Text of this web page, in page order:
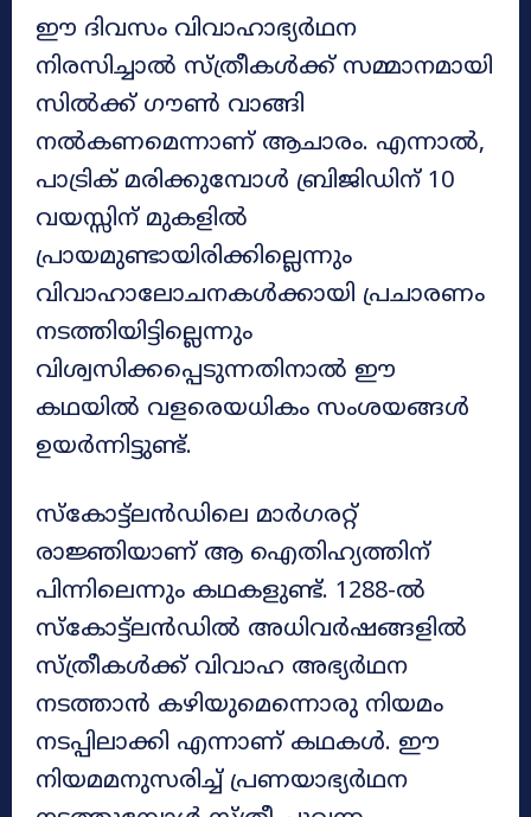
ഈ ദിവസം വിവാഹാഭ്യർഥന
നിരസിച്ചാൽ സ്ത്രീകൾക്ക് സമ്മാനമായി
സിൽക്ക് ഗൗൺ വാങ്ങി
നൽകണമെന്നാണ് ആചാരം. എന്നാൽ,
പാട്രിക് മരിക്കുമ്പോൾ ബ്രിജിഡിന് 10
വയസ്സിന് മുകളിൽ
പ്രായമുണ്ടായിരിക്കില്ലെന്നും
വിവാഹാലോചനകൾക്കായി പ്രചാരണം
നടത്തിയിട്ടില്ലെന്നും
വിശ്വസിക്കപ്പെടുന്നതിനാൽ ഈ
കഥയിൽ വളരെയധികം സംശയങ്ങൾ
ഉയർന്നിട്ടുണ്ട്.
സ്‌കോട്ട്‌ലൻഡിലെ മാർഗരറ്റ്
രാജ്ഞിയാണ് ആ ഐതിഹ്യത്തിന്
പിന്നിലെന്നും കഥകളുണ്ട്. 1288-ൽ
സ്‌കോട്ട്‌ലൻഡിൽ അധിവർഷങ്ങളിൽ
സ്ത്രീകൾക്ക് വിവാഹ അഭ്യർഥന
നടത്താൻ കഴിയുമെന്നൊരു നിയമം
നടപ്പിലാക്കി എന്നാണ് കഥകൾ. ഈ
നിയമമനുസരിച്ച് പ്രണയാഭ്യർഥന